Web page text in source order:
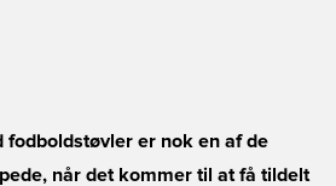
fodboldstøvler er nok en af de
når det kommer til at få tildelt